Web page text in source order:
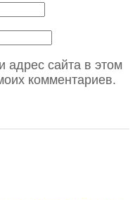
адрес сайта в этом
комментариев.